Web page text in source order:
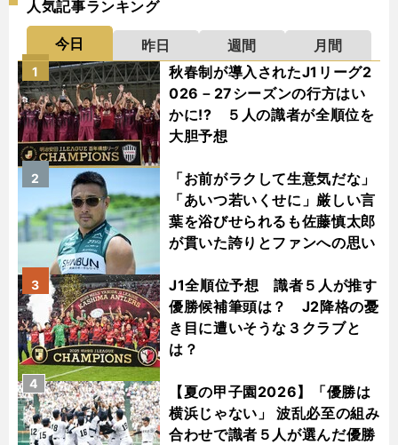
人気記事ランキング
今日 昨日 週間
月間
秋春制が導入されたJ1リーグ2
026－27シーズンの行方はい
かに!? ５人の識者が全順位を
大胆予想
1
「お前がラクして生意気だな」
「あいつ若いくせに」厳しい言
葉を浴びせられるも佐藤慎太郎
が貫いた誇りとファンへの思い
2
J1全順位予想 識者５人が推す
優勝候補筆頭は？ J2降格の憂
き目に遭いそうな３クラブと
は？
3
【夏の甲子園2026】「優勝は
横浜じゃない」 波乱必至の組み
合わせで識者５人が選んだ優勝
4